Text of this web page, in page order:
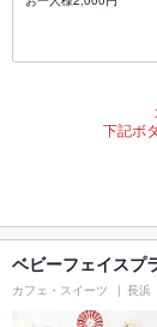
下記ボ
ベビーフェイス
カフェ・スイーツ 長浜